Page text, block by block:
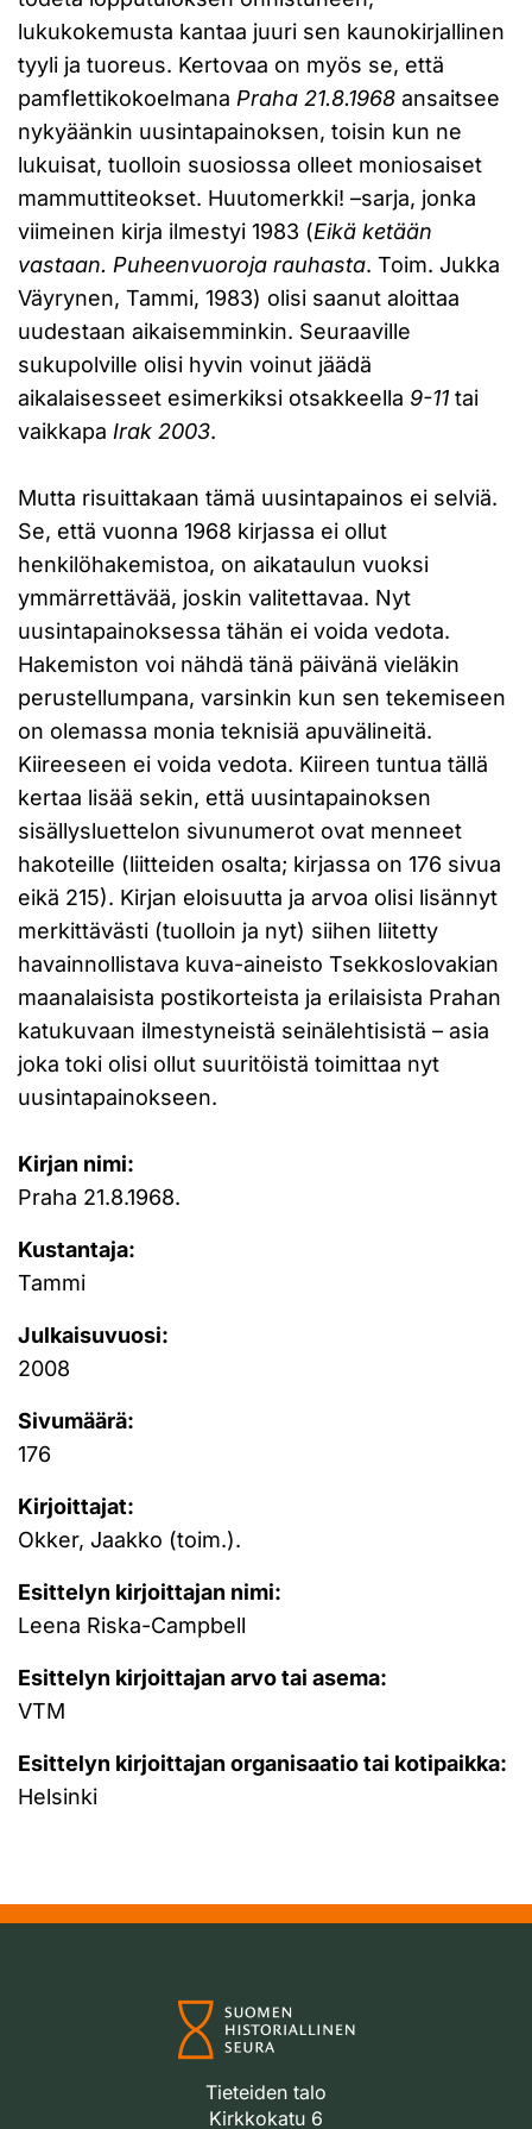
lukukokemusta kantaa juuri sen kaunokirjallinen
tyyli ja tuoreus. Kertovaa on myös se, että
pamflettikokoelmana Praha 21.8.1968 ansaitsee
nykyäänkin uusintapainoksen, toisin kun ne
lukuisat, tuolloin suosiossa olleet moniosaiset
mammuttiteokset. Huutomerkki! –sarja, jonka
viimeinen kirja ilmestyi 1983 (Eikä ketään
vastaan. Puheenvuoroja rauhasta. Toim. Jukka
Väyrynen, Tammi, 1983) olisi saanut aloittaa
uudestaan aikaisemminkin. Seuraaville
sukupolville olisi hyvin voinut jäädä
aikalaisesseet esimerkiksi otsakkeella 9-11 tai
vaikkapa Irak 2003.
Mutta risuittakaan tämä uusintapainos ei selviä.
Se, että vuonna 1968 kirjassa ei ollut
henkilöhakemistoa, on aikataulun vuoksi
ymmärrettävää, joskin valitettavaa. Nyt
uusintapainoksessa tähän ei voida vedota.
Hakemiston voi nähdä tänä päivänä vieläkin
perustellumpana, varsinkin kun sen tekemiseen
on olemassa monia teknisiä apuvälineitä.
Kiireeseen ei voida vedota. Kiireen tuntua tällä
kertaa lisää sekin, että uusintapainoksen
sisällysluettelon sivunumerot ovat menneet
hakoteille (liitteiden osalta; kirjassa on 176 sivua
eikä 215). Kirjan eloisuutta ja arvoa olisi lisännyt
merkittävästi (tuolloin ja nyt) siihen liitetty
havainnollistava kuva-aineisto Tsekkoslovakian
maanalaisista postikorteista ja erilaisista Prahan
katukuvaan ilmestyneistä seinälehtisistä – asia
joka toki olisi ollut suuritöistä toimittaa nyt
uusintapainokseen.
Kirjan nimi:
Praha 21.8.1968.
Kustantaja:
Tammi
Julkaisuvuosi:
2008
Sivumäärä:
176
Kirjoittajat:
Okker, Jaakko (toim.).
Esittelyn kirjoittajan nimi:
Leena Riska-Campbell
Esittelyn kirjoittajan arvo tai asema:
VTM
Esittelyn kirjoittajan organisaatio tai kotipaikka:
Helsinki
Tieteiden talo
Kirkkokatu 6